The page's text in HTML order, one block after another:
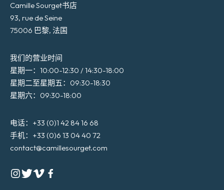
Camille Sourget书店
93, rue de Seine
75006 巴黎, 法国
我们的营业时间
星期一：10:00-12:30 / 14:30-18:00
星期二至星期五：09:30-18:30
星期六：09:30-18:00
电话：+33 (0)1 42 84 16 68
手机：+33 (0)6 13 04 40 72
contact@camillesourget.com